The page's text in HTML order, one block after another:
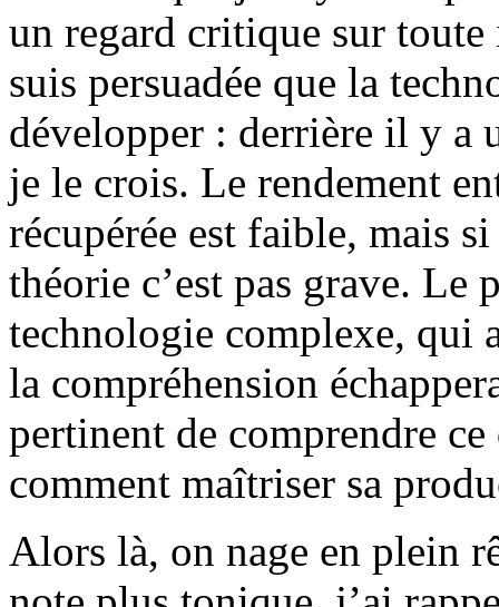
un regard critique sur
suis persuadée que la
développer : derrière il y a
je le crois. Le rendement
récupérée est faible, mais
théorie c’est pas grave. Le
technologie complexe, qui
la compréhension
pertinent de comprendre ce
comment maîtriser sa
Alors là, on nage en plein